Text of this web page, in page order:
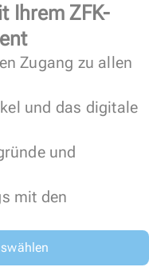
Ihrem ZFK-
Zugang zu allen
und das digitale
und
mit den